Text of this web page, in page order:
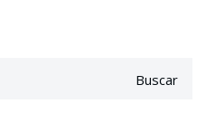
Buscar